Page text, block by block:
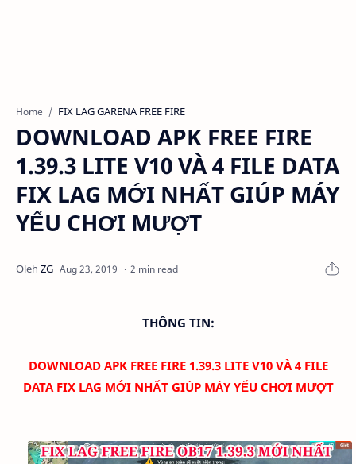
Home FIX LAG GARENA FREE FIRE
DOWNLOAD APK FREE FIRE
1.39.3 LITE V10 VÀ 4 FILE DATA
FIX LAG MỚI NHẤT GIÚP MÁY
YẾU CHƠI MƯỢT
2 min read
THÔNG TIN:
DOWNLOAD APK FREE FIRE 1.39.3 LITE V10 VÀ 4 FILE
DATA FIX LAG MỚI NHẤT GIÚP MÁY YẾU CHƠI MƯỢT